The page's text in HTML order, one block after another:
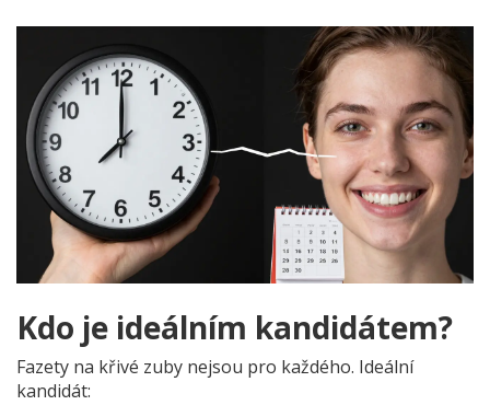
Kdo je ideálním kandidátem?
Fazety na křivé zuby nejsou pro každého. Ideální
kandidát: